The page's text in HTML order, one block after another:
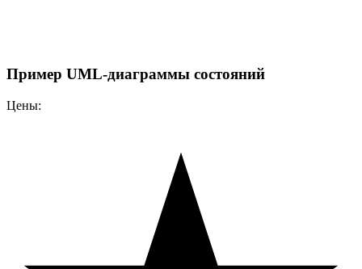
Пример UML-диаграммы состояний
Цены: